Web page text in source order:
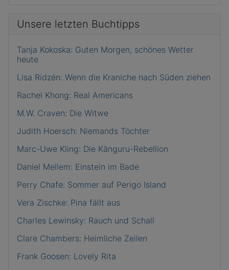
Unsere letzten Buchtipps
Tanja Kokoska: Guten Morgen, schönes Wetter
heute
Lisa Ridzén: Wenn die Kraniche nach Süden ziehen
Rachel Khong: Real Americans
M.W. Craven: Die Witwe
Judith Hoersch: Niemands Töchter
Marc-Uwe Kling: Die Känguru-Rebellion
Daniel Mellem: Einstein im Bade
Perry Chafe: Sommer auf Perigo Island
Vera Zischke: Pina fällt aus
Charles Lewinsky: Rauch und Schall
Clare Chambers: Heimliche Zeilen
Frank Goosen: Lovely Rita